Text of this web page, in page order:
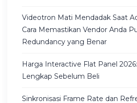
Videotron Mati Mendadak Saat
Cara Memastikan Vendor Anda
Redundancy yang Benar
Harga Interactive Flat Panel
Lengkap Sebelum Beli
Sinkronisasi Frame Rate dan